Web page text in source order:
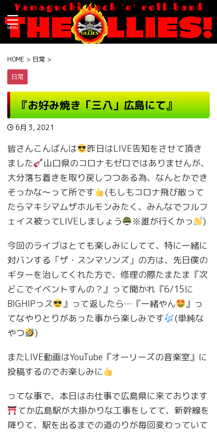
HOME > 日常 >
日常
『お好み焼き「三八」広島にて』
6月 3, 2021
皆さんこんばんは
昨日はLIVE告知をさせて頂き
ました
山口県のコロナもゼロではありませんが、
大分落ち着きを取り戻しつつある為、なんとかでき
そっかな〜って所です
(もしもコロナ飛び散って
たらマキシマムザホルモンみたく、みんなでフルフ
ェイス被ってLIVEしましょう
※誰が行くかっ
)
今回のライブはとても楽しみにしてて、特に一緒に
対バンする「ザ・スンマソンズ」の方は、先日僕の
ギターを治してくれた方で、修理の際たまたま『次
どこでイベントすんの？』って聞かれ『6/15に
BIGHIPっス
』って返したら…『一緒やん
』っ
てなやりとりがあった事から楽しみです
(単純な
やつ
)
またLIVE動画はYouTube『オーリーズの音楽室』に
投稿するのでお楽しみに
ってな事で、本日はお仕事で広島県に来ております
てか広島駅が大掛かりな工事をしてて、新幹線を
降りて、駅を出るまでの道のりが毎回変わっていて